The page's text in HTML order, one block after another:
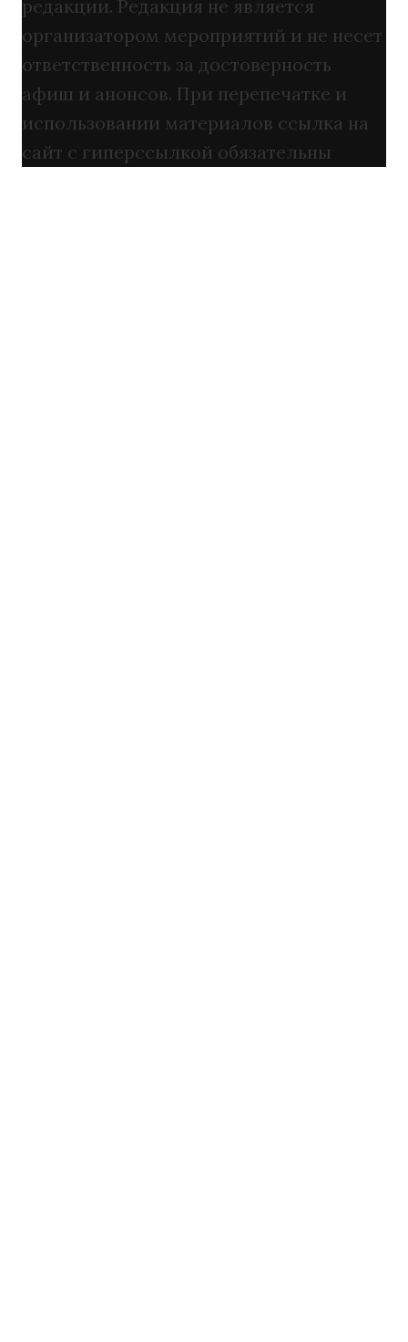
редакции. Редакция не является
организатором мероприятий и не несет
ответственность за достоверность
афиш и анонсов. При перепечатке и
использовании материалов ссылка на
сайт с гиперссылкой обязательны